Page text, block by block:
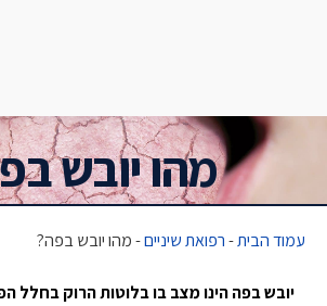
מהו יובש
עמוד הבית-רפואת שיניים-מהו יובש בפה?
יובש בפה הינו מצב בו בלוטות הרוק בחלל